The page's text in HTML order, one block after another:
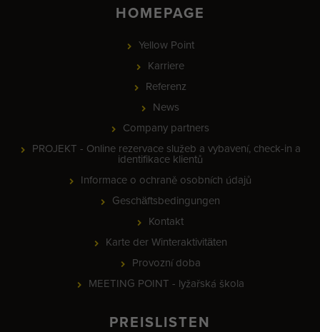
HOMEPAGE
Yellow Point
Karriere
Referenz
News
Company partners
PROJEKT - Online rezervace služeb a vybavení, check-in a
identifikace klientů
Informace o ochraně osobních údajů
Geschäftsbedingungen
Kontakt
Karte der Winteraktivitäten
Provozní doba
MEETING POINT - lyžařská škola
PREISLISTEN